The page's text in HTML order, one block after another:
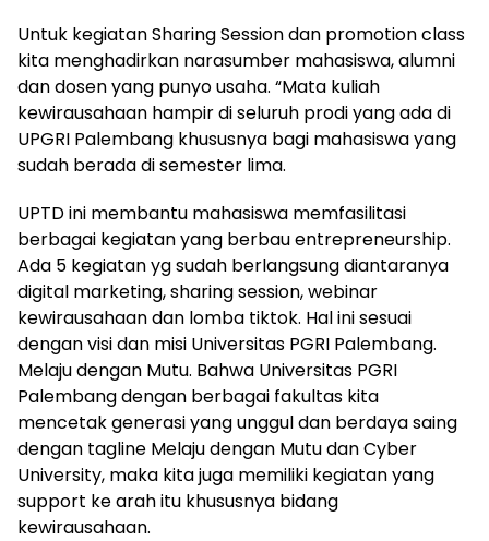
Untuk kegiatan Sharing Session dan promotion class
kita menghadirkan narasumber mahasiswa, alumni
dan dosen yang punyo usaha. “Mata kuliah
kewirausahaan hampir di seluruh prodi yang ada di
UPGRI Palembang khususnya bagi mahasiswa yang
sudah berada di semester lima.
UPTD ini membantu mahasiswa memfasilitasi
berbagai kegiatan yang berbau entrepreneurship.
Ada 5 kegiatan yg sudah berlangsung diantaranya
digital marketing, sharing session, webinar
kewirausahaan dan lomba tiktok. Hal ini sesuai
dengan visi dan misi Universitas PGRI Palembang.
Melaju dengan Mutu. Bahwa Universitas PGRI
Palembang dengan berbagai fakultas kita
mencetak generasi yang unggul dan berdaya saing
dengan tagline Melaju dengan Mutu dan Cyber
University, maka kita juga memiliki kegiatan yang
support ke arah itu khususnya bidang
kewirausahaan.